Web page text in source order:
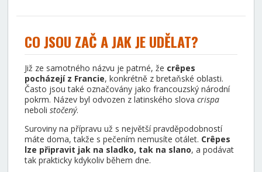
CO JSOU ZAČ A JAK JE UDĚLAT?
Již ze samotného názvu je patrné, že crêpes
pocházejí z Francie, konkrétně z bretaňské oblasti.
Často jsou také označovány jako francouzský národní
pokrm. Název byl odvozen z latinského slova crispa
neboli stočený.
Suroviny na přípravu už s největší pravděpodobností
máte doma, takže s pečením nemusíte otálet. Crêpes
lze připravit jak na sladko, tak na slano, a podávat
tak prakticky kdykoliv během dne.